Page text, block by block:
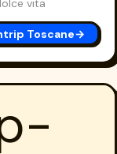
vita
Toscane→